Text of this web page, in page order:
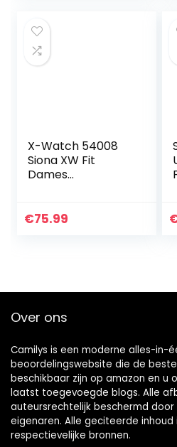
smartwatch…
X-Watch 54008
Siona XW Fit
Dames
voor Android en
€75.99
Over ons
Camilys is een moderne alles-in-
beoordelingswebsite die de
beschikbaar zijn op amazon en u
laatst toegevoegde blogs. Alle
auteursrechtelijk beschermd door
eigenaren. Alle geciteerde inhoud
respectievelijke bronnen.